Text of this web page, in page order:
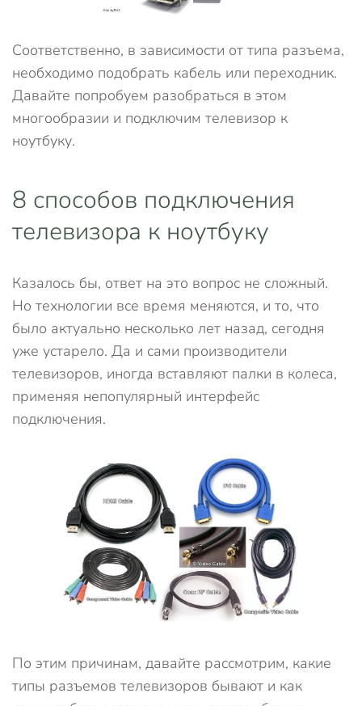
Соответственно, в зависимости от типа разъема,
необходимо подобрать кабель или переходник.
Давайте попробуем разобраться в этом
многообразии и подключим телевизор к
ноутбуку.
8 способов подключения
телевизора к ноутбуку
Казалось бы, ответ на это вопрос не сложный.
Но технологии все время меняются, и то, что
было актуально несколько лет назад, сегодня
уже устарело. Да и сами производители
телевизоров, иногда вставляют палки в колеса,
применяя непопулярный интерфейс
подключения.
По этим причинам, давайте рассмотрим, какие
типы разъемов телевизоров бывают и как